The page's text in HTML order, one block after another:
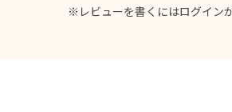
※レビューを書くにはログイン